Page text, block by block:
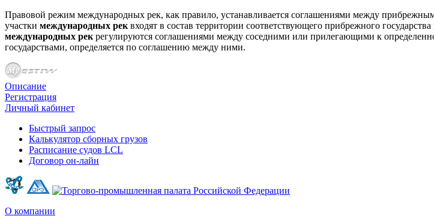
Правовой режим международных рек, как правило, устанавливается соглашениями между
участки международных рек входят в состав территории соответствующего прибрежного
международных рек регулируются соглашениями между соседними или прилегающими к
государствами, определяется по соглашению между ними.
Описание
Регистрация
Личный кабинет
Быстрый запрос
Калькулятор сборных грузов
Расписание судов LCL
Договор он-лайн
О компании